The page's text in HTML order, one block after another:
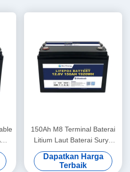
150Ah M8 Terminal Baterai
Litium Laut Baterai Surya
12,8V ABS Case
Dapatkan Harga
Terbaik